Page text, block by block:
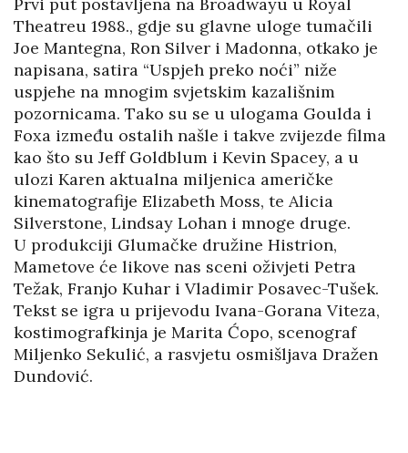
Theatreu 1988., gdje su glavne uloge tumačili
Joe Mantegna, Ron Silver i Madonna, otkako je
napisana, satira “Uspjeh preko noći” niže
uspjehe na mnogim svjetskim kazališnim
pozornicama. Tako su se u ulogama Goulda i
Foxa između ostalih našle i takve zvijezde filma
kao što su Jeff Goldblum i Kevin Spacey, a u
ulozi Karen aktualna miljenica američke
kinematografije Elizabeth Moss, te Alicia
Silverstone, Lindsay Lohan i mnoge druge.
U produkciji Glumačke družine Histrion,
Mametove će likove nas sceni oživjeti Petra
Težak, Franjo Kuhar i Vladimir Posavec-Tušek.
Tekst se igra u prijevodu Ivana-Gorana Viteza,
kostimografkinja je Marita Ćopo, scenograf
Miljenko Sekulić, a rasvjetu osmišljava Dražen
Dundović.